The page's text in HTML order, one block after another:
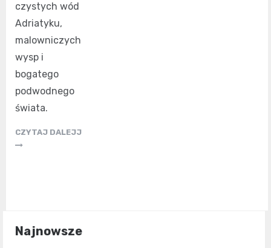
czystych wód
Adriatyku,
malowniczych
wysp i
bogatego
podwodnego
świata.
CZYTAJ DALEJJ
Najnowsze